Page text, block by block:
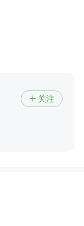
 关注